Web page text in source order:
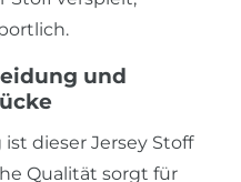
und
dieser Jersey Stoff
Qualität sorgt für